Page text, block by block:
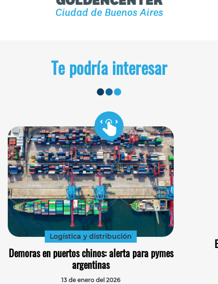
Te podría interesar
Logística y distribución
Demoras en puertos chinos: alerta para pymes
argentinas
13 de enero del 2026